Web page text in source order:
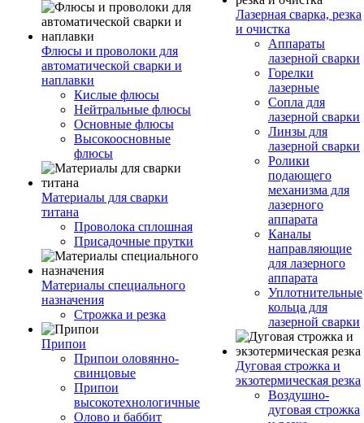
Флюсы и проволоки для
автоматической сварки и
наплавки
Кислые флюсы
Нейтральные флюсы
Основные флюсы
Высокоосновные
флюсы
Материалы для сварки
титана
Проволока сплошная
Присадочные прутки
Материалы специального
назначения
Строжка и резка
Припои
Припои оловянно-
свинцовые
Припои
высокотехнологичные
Олово и баббит
Лазерная сварка, резка
и очистка
Аппараты
лазерной сварки
Горелки
лазерные
Сопла для
лазерной сварки
Линзы для
лазерной сварки
Ролики
подающего
механизма для
лазерного
аппарата
Каналы
направляющие
для лазерного
аппарата
Уплотнительные
кольца для
лазерной сварки
Дуговая строжка и
экзотермическая резка
Воздушно-
дуговая строжка